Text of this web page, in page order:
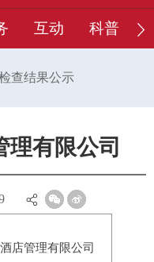
互动 科普
查结果公示
理有限公司
店管理有限公司